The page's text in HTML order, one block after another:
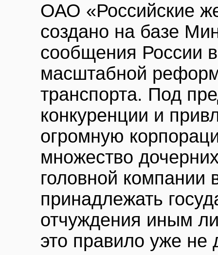
ОАО «Российские
создано на базе
сообщения России
масштабной
транспорта. Под
конкуренции и
огромную
множество
головной компании
принадлежать
отчуждения иным
это правило уже не